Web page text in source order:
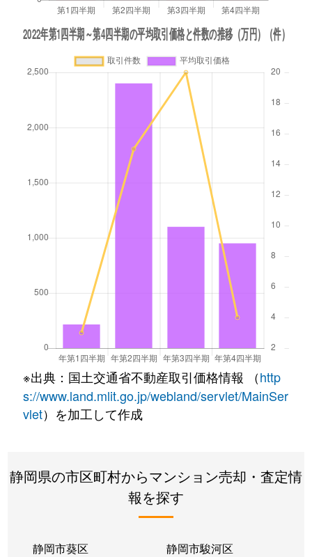
※出典：国土交通省不動産取引価格情報 （http
s://www.land.mlit.go.jp/webland/servlet/MainSer
vlet）を加工して作成
静岡県の市区町村からマンション売却・査定情
報を探す
静岡市葵区 静岡市駿河区